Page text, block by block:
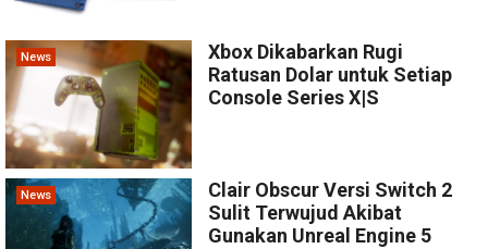
News
Xbox Dikabarkan Rugi
Ratusan Dolar untuk Setiap
Console Series X|S
News
Clair Obscur Versi Switch 2
Sulit Terwujud Akibat
Gunakan Unreal Engine 5